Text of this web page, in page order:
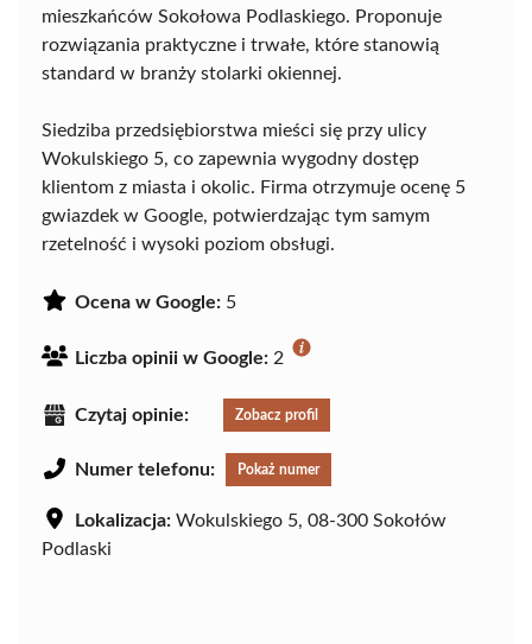
mieszkańców Sokołowa Podlaskiego. Proponuje
rozwiązania praktyczne i trwałe, które stanowią
standard w branży stolarki okiennej.
Siedziba przedsiębiorstwa mieści się przy ulicy
Wokulskiego 5, co zapewnia wygodny dostęp
klientom z miasta i okolic. Firma otrzymuje ocenę 5
gwiazdek w Google, potwierdzając tym samym
rzetelność i wysoki poziom obsługi.
Ocena w Google: 5
Liczba opinii w Google: 2
Czytaj opinie: Zobacz profil
Numer telefonu: Pokaż numer
Lokalizacja: Wokulskiego 5, 08-300 Sokołów
Podlaski